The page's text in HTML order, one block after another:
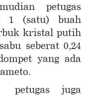
petugas
1 (satu) buah
kristal putih
seberat 0,24
yang ada
juga